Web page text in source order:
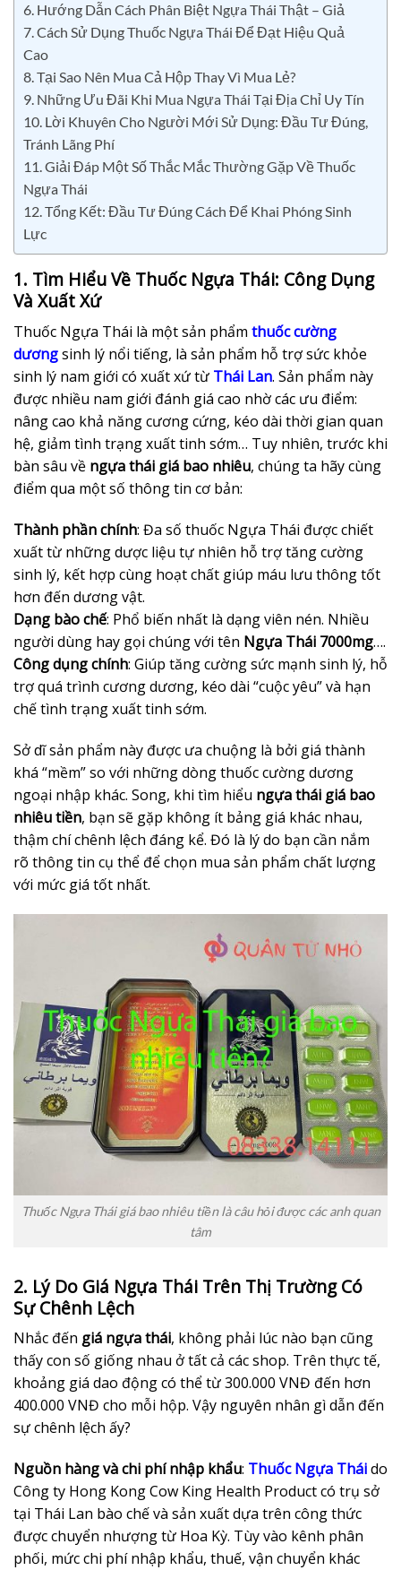
6. Hướng Dẫn Cách Phân Biệt Ngựa Thái Thật – Giả
7. Cách Sử Dụng Thuốc Ngựa Thái Để Đạt Hiệu Quả
Cao
8. Tại Sao Nên Mua Cả Hộp Thay Vì Mua Lẻ?
9. Những Ưu Đãi Khi Mua Ngựa Thái Tại Địa Chỉ Uy Tín
10. Lời Khuyên Cho Người Mới Sử Dụng: Đầu Tư Đúng,
Tránh Lãng Phí
11. Giải Đáp Một Số Thắc Mắc Thường Gặp Về Thuốc
Ngựa Thái
12. Tổng Kết: Đầu Tư Đúng Cách Để Khai Phóng Sinh
Lực
1. Tìm Hiểu Về Thuốc Ngựa Thái: Công Dụng
Và Xuất Xứ
Thuốc Ngựa Thái là một sản phẩm thuốc cường
dươngsinh lý nổi tiếng, là sản phẩm hỗ trợ sức khỏe
sinh lý nam giới có xuất xứ từ Thái Lan. Sản phẩm này
được nhiều nam giới đánh giá cao nhờ các ưu điểm:
nâng cao khả năng cương cứng, kéo dài thời gian quan
hệ, giảm tình trạng xuất tinh sớm… Tuy nhiên, trước khi
bàn sâu về ngựa thái giá bao nhiêu, chúng ta hãy cùng
điểm qua một số thông tin cơ bản:
Thành phần chính: Đa số thuốc Ngựa Thái được chiết
xuất từ những dược liệu tự nhiên hỗ trợ tăng cường
sinh lý, kết hợp cùng hoạt chất giúp máu lưu thông tốt
hơn đến dương vật.
Dạng bào chế: Phổ biến nhất là dạng viên nén. Nhiều
người dùng hay gọi chúng với tên Ngựa Thái 7000mg….
Công dụng chính: Giúp tăng cường sức mạnh sinh lý, hỗ
trợ quá trình cương dương, kéo dài “cuộc yêu” và hạn
chế tình trạng xuất tinh sớm.
Sở dĩ sản phẩm này được ưa chuộng là bởi giá thành
khá “mềm” so với những dòng thuốc cường dương
ngoại nhập khác. Song, khi tìm hiểu ngựa thái giá bao
nhiêu tiền, bạn sẽ gặp không ít bảng giá khác nhau,
thậm chí chênh lệch đáng kể. Đó là lý do bạn cần nắm
rõ thông tin cụ thể để chọn mua sản phẩm chất lượng
với mức giá tốt nhất.
Thuốc Ngựa Thái giá bao nhiêu tiền là câu hỏi được các anh quan
tâm
2. Lý Do Giá Ngựa Thái Trên Thị Trường Có
Sự Chênh Lệch
Nhắc đến giá ngựa thái, không phải lúc nào bạn cũng
thấy con số giống nhau ở tất cả các shop. Trên thực tế,
khoảng giá dao động có thể từ 300.000 VNĐ đến hơn
400.000 VNĐ cho mỗi hộp. Vậy nguyên nhân gì dẫn đến
sự chênh lệch ấy?
Nguồn hàng và chi phí nhập khẩu: Thuốc Ngựa Tháido
Công ty Hong Kong Cow King Health Product có trụ sở
tại Thái Lan bào chế và sản xuất dựa trên công thức
được chuyển nhượng từ Hoa Kỳ. Tùy vào kênh phân
phối, mức chi phí nhập khẩu, thuế, vận chuyển khác